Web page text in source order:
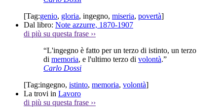
[Tag:genio, gloria, ingegno, miseria, povertà]
Dal libro: Note azzurre, 1870-1907
di più su questa frase ››
“L'ingegno è fatto per un terzo di istinto, un terzo
di memoria, e l'ultimo terzo di volontà.”
Carlo Dossi
[Tag:ingegno, istinto, memoria, volontà]
La trovi in Lavoro
di più su questa frase ››